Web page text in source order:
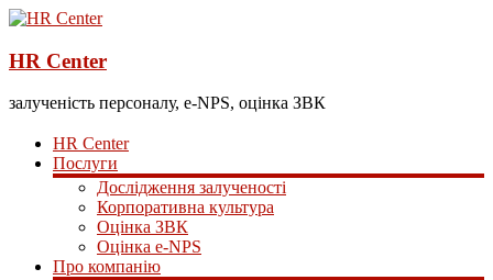
HR Center
залученість персоналу, e-NPS, оцінка ЗВК
HR Center
Послуги
Дослідження залученості
Корпоративна культура
Оцінка ЗВК
Оцінка e-NPS
Про компанію